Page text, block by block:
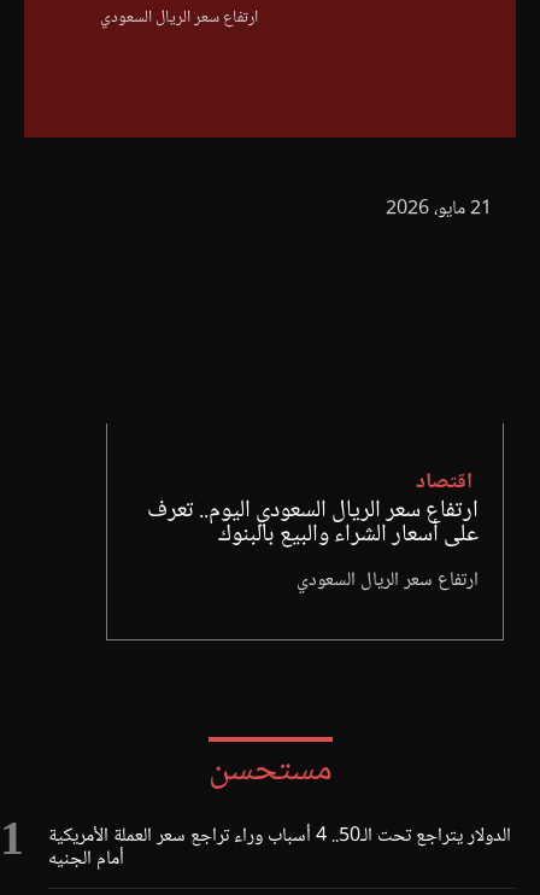
مستحسن
الدولار يتراجع تحت الـ50.. 4 أسباب وراء تراجع سعر العملة الأمريكية
أمام الجنيه
ارتفاع سعر الريال السعودي
21 مايو، 2026
اقتصاد
ارتفاع سعر الريال السعودي اليوم.. تعرف
على أسعار الشراء والبيع بالبنوك
ارتفاع سعر الريال السعودي